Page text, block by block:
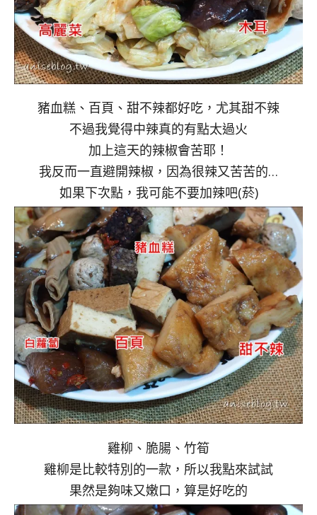
豬血糕、百頁、甜不辣都好吃，尤其甜不辣
不過我覺得中辣真的有點太過火
加上這天的辣椒會苦耶！
我反而一直避開辣椒，因為很辣又苦苦的…
如果下次點，我可能不要加辣吧(菸)
雞柳、脆腸、竹筍
雞柳是比較特別的一款，所以我點來試試
果然是夠味又嫩口，算是好吃的